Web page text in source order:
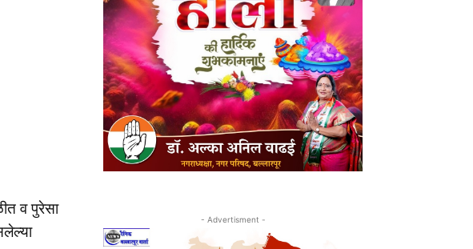
व पुरेसा
- Advertisment -